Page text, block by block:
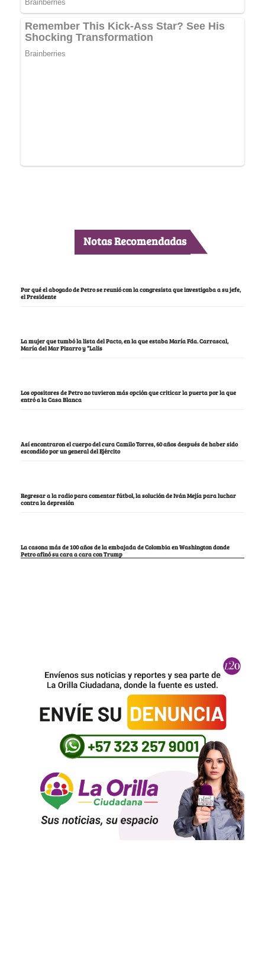
Notas Recomendadas
Por qué el abogado de Petro se reunió con la congresista que investigaba a su jefe,
el Presidente
La mujer que tumbó la lista del Pacto, en la que estaba María Fda. Carrascal,
María del Mar Pizarro y “Lalis
Los opositores de Petro no tuvieron más opción que criticar la puerta por la que
entró a la Casa Blanca
Así encontraron el cuerpo del cura Camilo Torres, 60 años después de haber sido
escondido por un general del Ejército
Regresar a la radio para comentar fútbol, la solución de Iván Mejía para luchar
contra la depresión
La casona más de 100 años de la embajada de Colombia en Washington donde
Petro afinó su cara a cara con Trump